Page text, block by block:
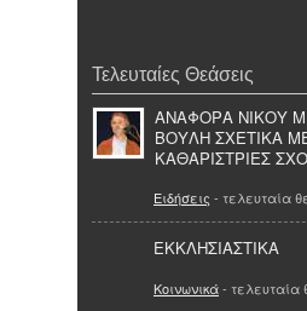
Τελευταίες Θεάσεις
ΑΝΑΦΟΡΑ ΝΙΚΟΥ
ΒΟΥΛΗ ΣΧΕΤΙΚΑ
ΚΑΘΑΡΙΣΤΡΙΕΣ
Ειδήσεις - τελευταία
ΕΚΚΛΗΣΙΑΣΤΙΚΑ
Κοινωνικά- τελευταία